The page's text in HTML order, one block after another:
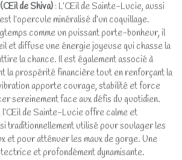
de Shiva) : L’Œil de Sainte-Lucie, aussi
l’opercule minéralisé d’un coquillage.
comme un puissant porte-bonheur, il
et diffuse une énergie joyeuse qui chasse la
la chance. Il est également associé à
la prospérité financière tout en renforçant la
apporte courage, stabilité et force
sereinement face aux défis du quotidien.
l’Œil de Sainte-Lucie offre calme et
traditionnellement utilisé pour soulager les
et pour atténuer les maux de gorge. Une
et profondément dynamisante.